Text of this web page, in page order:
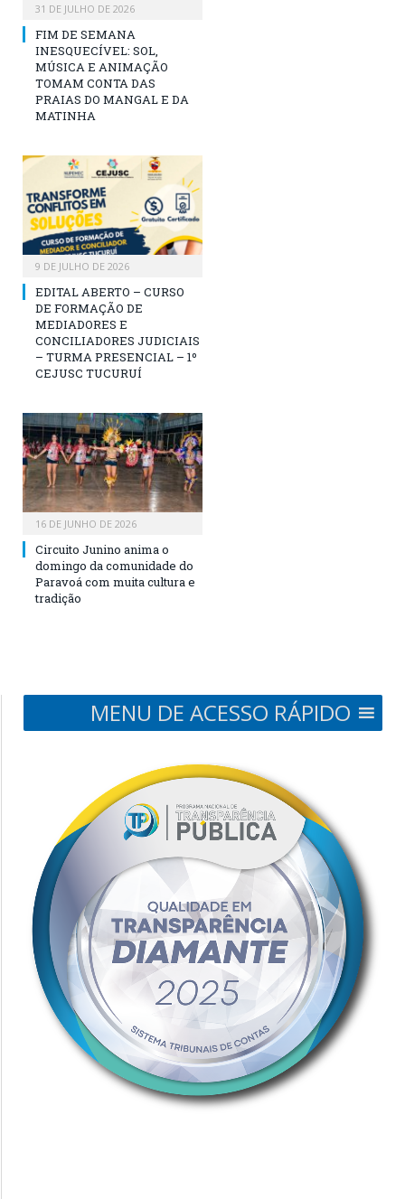
31 DE JULHO DE 2026
FIM DE SEMANA
INESQUECÍVEL: SOL,
MÚSICA E ANIMAÇÃO
TOMAM CONTA DAS
PRAIAS DO MANGAL E DA
MATINHA
9 DE JULHO DE 2026
EDITAL ABERTO – CURSO
DE FORMAÇÃO DE
MEDIADORES E
CONCILIADORES JUDICIAIS
– TURMA PRESENCIAL – 1º
CEJUSC TUCURUÍ
16 DE JUNHO DE 2026
Circuito Junino anima o
domingo da comunidade do
Paravoá com muita cultura e
tradição
MENU DE ACESSO RÁPIDO